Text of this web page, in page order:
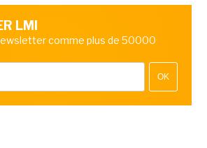
LMI
comme plus de 50000
OK